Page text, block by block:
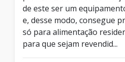
de este ser um
e, desse modo, consegue
só para alimentação
para que sejam revendid...